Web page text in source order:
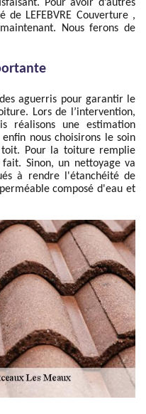
Pour avoir d’autres
LEFEBVRE Couverture ,
Nous ferons de
aguerris pour garantir le
Lors de l’intervention,
réalisons une estimation
nous choisirons le soin
toit. Pour la toiture remplie
Sinon, un nettoyage va
à rendre l'étanchéité de
composé d'eau et